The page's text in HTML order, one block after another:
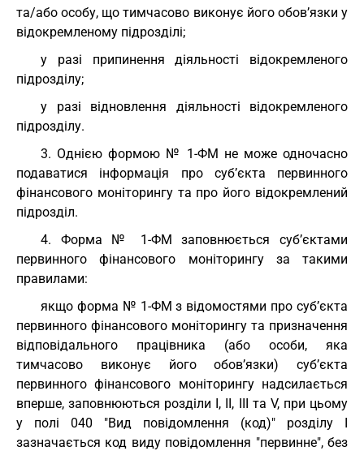
та/або особу, що тимчасово виконує його обов’язки у
відокремленому підрозділі;
у разі припинення діяльності відокремленого
підрозділу;
у разі відновлення діяльності відокремленого
підрозділу.
3. Однією формою № 1-ФМ не може одночасно
подаватися інформація про суб’єкта первинного
фінансового моніторингу та про його відокремлений
підрозділ.
4. Форма № 1-ФМ заповнюється суб’єктами
первинного фінансового моніторингу за такими
правилами:
якщо форма № 1-ФМ з відомостями про суб’єкта
первинного фінансового моніторингу та призначення
відповідального працівника (або особи, яка
тимчасово виконує його обов’язки) суб’єкта
первинного фінансового моніторингу надсилається
вперше, заповнюються розділи I, II, III та V, при цьому
у полі 040 "Вид повідомлення (код)" розділу I
зазначається код виду повідомлення "первинне", без